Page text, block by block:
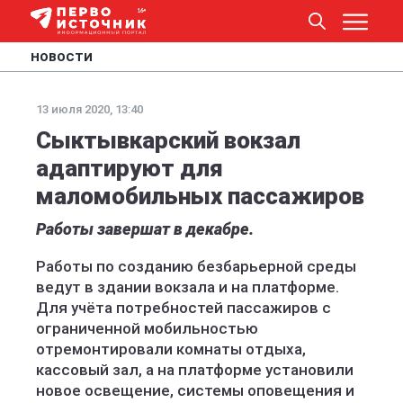
НОВОСТИ
13 июля 2020, 13:40
Сыктывкарский вокзал
адаптируют для
маломобильных пассажиров
Работы завершат в декабре.
Работы по созданию безбарьерной среды
ведут в здании вокзала и на платформе.
Для учёта потребностей пассажиров с
ограниченной мобильностью
отремонтировали комнаты отдыха,
кассовый зал, а на платформе установили
новое освещение, системы оповещения и